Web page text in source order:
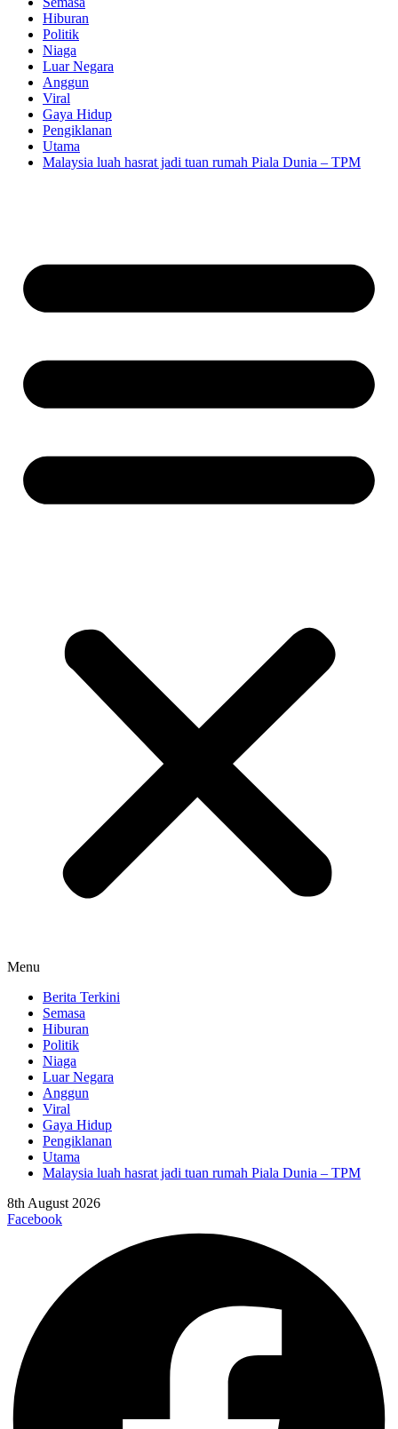
Hiburan
Politik
Niaga
Luar Negara
Anggun
Viral
Gaya Hidup
Pengiklanan
Utama
Malaysia luah hasrat jadi tuan rumah Piala Dunia – TPM
Menu
Berita Terkini
Semasa
Hiburan
Politik
Niaga
Luar Negara
Anggun
Viral
Gaya Hidup
Pengiklanan
Utama
Malaysia luah hasrat jadi tuan rumah Piala Dunia – TPM
8th August 2026
Facebook